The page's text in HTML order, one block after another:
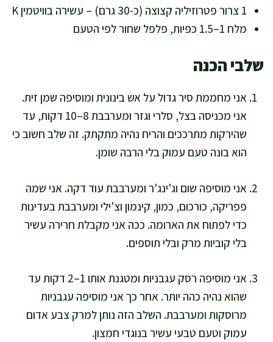
1 צרור פטרוזיליה קצוצה (כ-30 גרם) – עשירה בוויטמין K
מלח 1–1.5 כפיות, פלפל שחור לפי הטעם
שלבי הכנה
אני מחממת סיר גדול על אש בינונית ומוסיפה שמן זית.
אני מכניסה בצל, סלרי וגזר ומערבבת 8–10 דקות, עד
שהירקות מתרככים והריח נהיה מתקתק. זה שלב חשוב כי
הוא בונה טעם עמוק בלי הרבה שומן.
אני מוסיפה שום וג'ינג'ר ומערבבת עוד דקה. אני שמה
פפריקה, כורכום, כמון, קינמון וצ'ילי ומערבבת בעדינות
כדי לפתוח את הארומה. ככה אני מקבלת חרירה עשיר
בלי קוביות מרק ובלי תוספים.
אני מוסיפה רסק עגבניות ומטגנת אותו 1–2 דקות עד
שהוא נהיה כהה יותר. אחר כך אני מוסיפה עגבניות
מרוסקות ומערבבת. השלב הזה נותן למרק צבע אדום
עמוק וטעם טבעי עשיר בנוגדי חמצון.